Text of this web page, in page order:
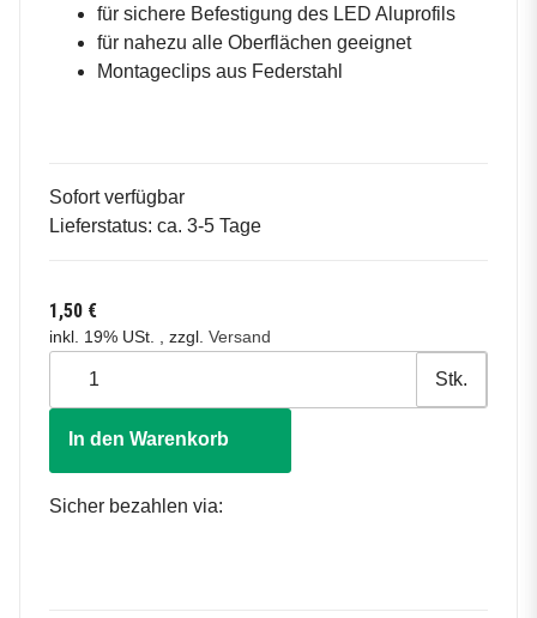
für sichere Befestigung des LED Aluprofils
für nahezu alle Oberflächen geeignet
Montageclips aus Federstahl
Sofort verfügbar
Lieferstatus: ca. 3-5 Tage
1,50 €
inkl. 19% USt. , zzgl. Versand
Stk.
In den Warenkorb
Sicher bezahlen via: